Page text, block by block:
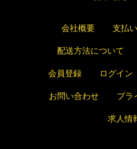
会社概要
支払
配送方法について
会員登録
ログイン
お問い合わせ
プラ
求人情